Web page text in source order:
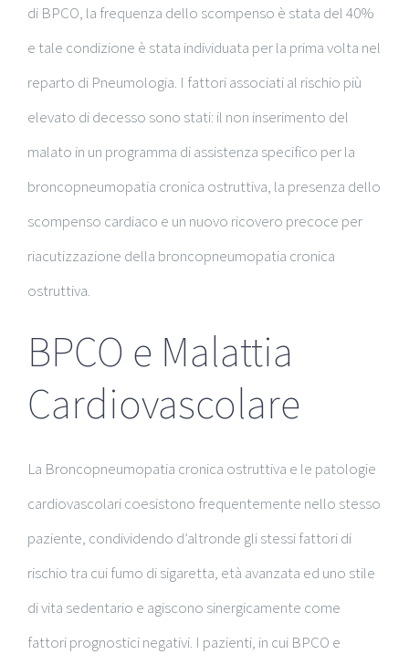
di BPCO, la frequenza dello scompenso è stata del 40%
e tale condizione è stata individuata per la prima volta nel
reparto di Pneumologia. I fattori associati al rischio più
elevato di decesso sono stati: il non inserimento del
malato in un programma di assistenza specifico per la
broncopneumopatia cronica ostruttiva, la presenza dello
scompenso cardiaco e un nuovo ricovero precoce per
riacutizzazione della broncopneumopatia cronica
ostruttiva.
BPCO e Malattia
Cardiovascolare
La Broncopneumopatia cronica ostruttiva e le patologie
cardiovascolari coesistono frequentemente nello stesso
paziente, condividendo d’altronde gli stessi fattori di
rischio tra cui fumo di sigaretta, età avanzata ed uno stile
di vita sedentario e agiscono sinergicamente come
fattori prognostici negativi. I pazienti, in cui BPCO e